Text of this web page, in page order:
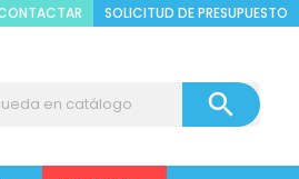
SOLICITUD DE PRESUPUESTO
